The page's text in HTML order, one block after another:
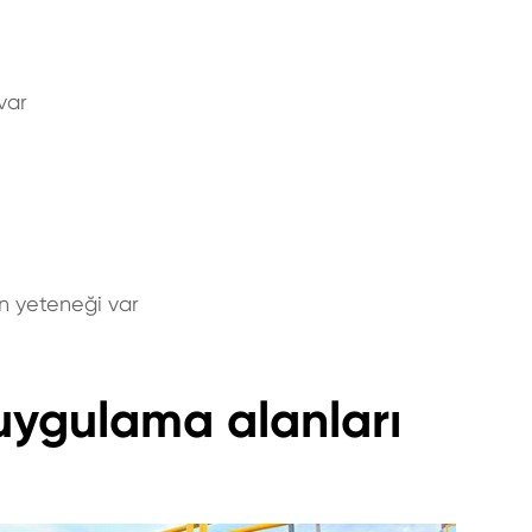
yeteneği var
alanları